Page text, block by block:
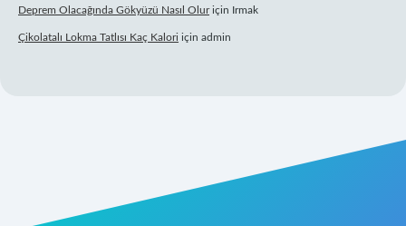
Deprem Olacağında Gökyüzü Nasıl Oluriçin Irmak
Çikolatalı Lokma Tatlısı Kaç Kalori için admin